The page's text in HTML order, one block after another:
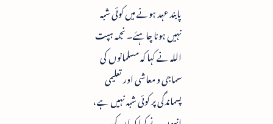
پابند عہد ہونے میں کوئی شبہ
نہیں ہونا چاہئے۔ نجمہ ہپت
اللہ نے کہا کہ مسلمانوں کی
سماجی و معاشی اور تعلیمی
پسماندگی پر کوئی شبہ نہیں ہے ،